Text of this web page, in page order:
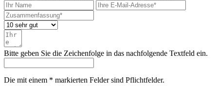
Bitte geben Sie die Zeichenfolge in das nachfolgende Textfeld ein.
Die mit einem * markierten Felder sind Pflichtfelder.